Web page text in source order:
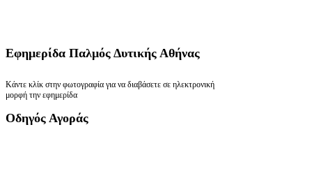
Εφημερίδα Παλμός Δυτικής Αθήνας
Κάντε κλίκ στην φωτογραφία για να διαβάσετε σε ηλεκτρονική
μορφή την εφημερίδα
Οδηγός Αγοράς